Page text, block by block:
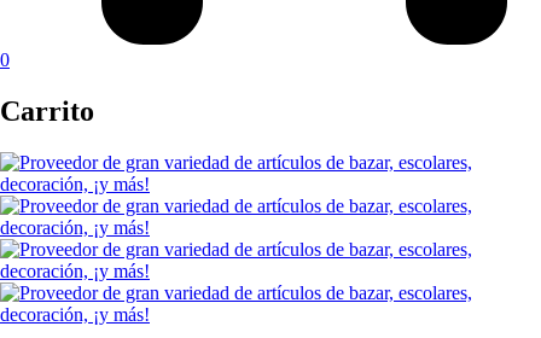
0
Carrito